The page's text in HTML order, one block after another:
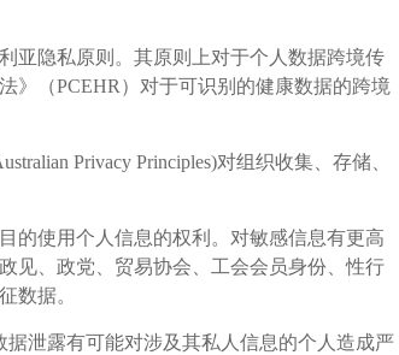
亚隐私原则。其原则上对于个人数据跨境传
》（PCEHR）对于可识别的健康数据的跨境
Privacy Principles)对组织收集、存储、
的使用个人信息的权利。对敏感信息有更高
见、政党、贸易协会、工会会员身份、性行
数据。
泄露有可能对涉及其私人信息的个人造成严